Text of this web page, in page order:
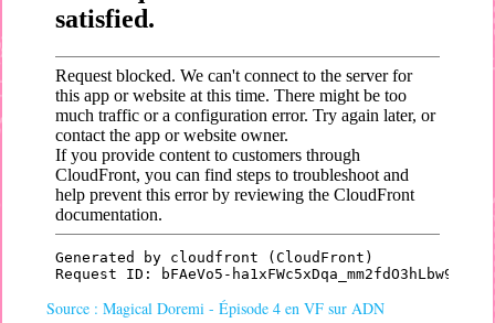
Source : Magical Doremi - Épisode 4 en VF sur ADN